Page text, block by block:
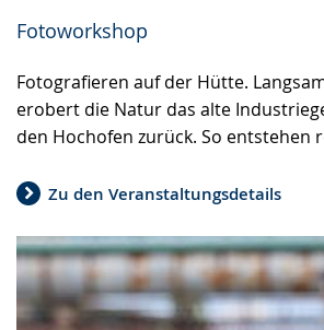
Fotoworkshop
Fotografieren auf der Hütte.
erobert die Natur das alte
den Hochofen zurück. So entstehen
Zu den Veranstaltungsdetails